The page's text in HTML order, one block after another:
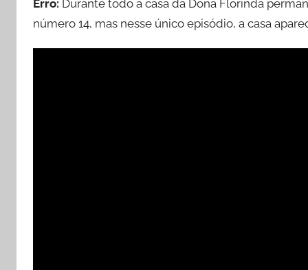
Erro: Durante todo a casa da Dona Florinda
número 14, mas nesse único episódio, a casa